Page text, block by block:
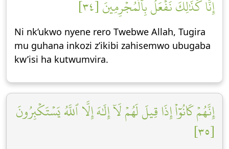
إِنَّا كَذَٰلِكَ نَفۡعَلُ بِٱلۡمُجۡرِمِينَ [٣٤]
Ni nk’ukwo nyene rero Twebwe Allah, Tugira
mu guhana inkozi z’ikibi zahisemwo ubugaba
kw’isi ha kutwumvira.
إِنَّهُمۡ كَانُوٓاْ إِذَا قِيلَ لَهُمۡ لَآ إِلَٰهَ إِلَّا ٱللَّهُ يَسۡتَكۡبِرُونَ
[٣٥]